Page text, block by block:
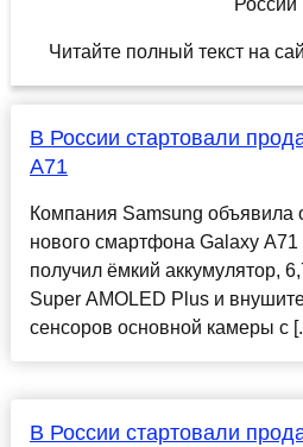
Читайте полный текст на
В России стартовали
A71
Компания Samsung объявила
нового смартфона Galaxy A71
получил ёмкий аккумулятор,
Super AMOLED Plus и
сенсоров основной камеры с
В России стартовали